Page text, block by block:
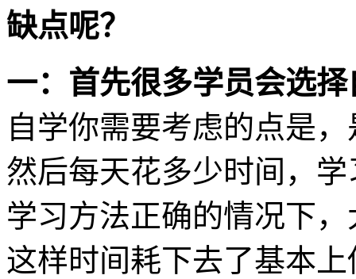
缺点呢？
一：首先很多学员会选择
自学你需要考虑的点是
然后每天花多少时间，
学习方法正确的情况下
这样时间耗下去了基本